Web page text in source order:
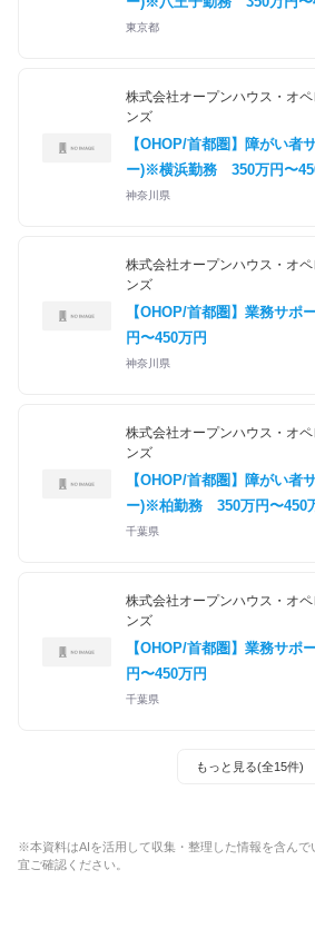
東京都
株式会社オープンハウス・オペ
ンズ
【OHOP/首都圏】障がい者
ー)※横浜勤務
350万円〜
神奈川県
株式会社オープンハウス・オペ
ンズ
【OHOP/首都圏】業務サポ
円〜450万円
神奈川県
株式会社オープンハウス・オペ
ンズ
【OHOP/首都圏】障がい者
ー)※柏勤務
350万円〜450
千葉県
株式会社オープンハウス・オペ
ンズ
【OHOP/首都圏】業務サポ
円〜450万円
千葉県
もっと見る(全15件)
※本資料はAIを活用して収集・整理した情報を含んで
宜ご確認ください。